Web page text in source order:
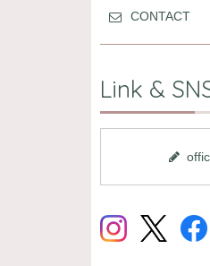
CONTACT
Link &